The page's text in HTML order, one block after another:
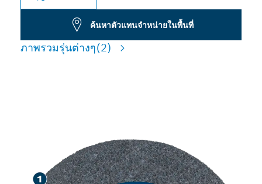
ค้นหาตัวแทนจำหน่ายในพื้นที่
ภาพรวมรุ่นต่างๆ(2)